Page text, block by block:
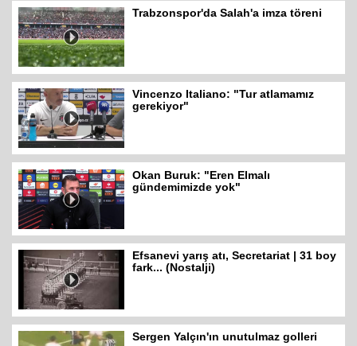
Trabzonspor'da Salah'a imza töreni
Vincenzo Italiano: "Tur atlamamız
gerekiyor"
Okan Buruk: "Eren Elmalı
gündemimizde yok"
Efsanevi yarış atı, Secretariat | 31 boy
fark... (Nostalji)
Sergen Yalçın'ın unutulmaz golleri